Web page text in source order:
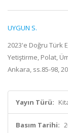
UYGUN S.
2023'e Doğru Türk
Yetiştirme, Polat,
Ankara, ss.85-98,
Yayın Türü:
Basım Tarihi: